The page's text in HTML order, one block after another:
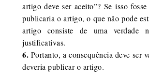
artigo deve ser aceito”? Se isso
publicaria o artigo, o que não pode
artigo consiste de uma verdade
justificativas.
6. Portanto, a consequência deve ser
deveria publicar o artigo.